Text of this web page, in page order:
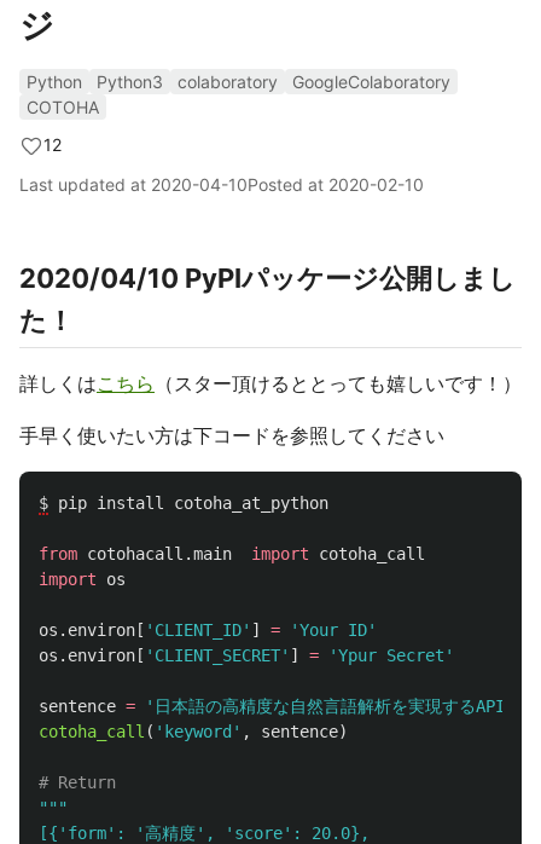
ジ
Python Python3 colaboratory
GoogleColaboratory
COTOHA
12
Last updated at 2020-04-10Posted at 2020-02-10
2020/04/10 PyPIパッケージ公開しまし
た！
詳しくはこちら （スター頂けるととっても嬉しいです！）
手早く使いたい方は下コードを参照してください
$ pip install cotoha_at_python
from cotohacall.main import
cotoha_call
import
os
os . environ [ ' CLIENT_ID' ] = 'Your ID'
os . environ [ ' CLIENT_SECRET' ] = 'Ypur Secret '
sentence = ' 日本語の高精度な自然言語解析を実現するAPIサ
cotoha_call ( ' keyword ' , sentence)
"""
[{ ' form' : '高精度' , ' score' : 20.0},